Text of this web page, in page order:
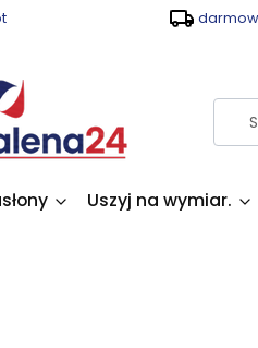
Uszyj na wymiar.